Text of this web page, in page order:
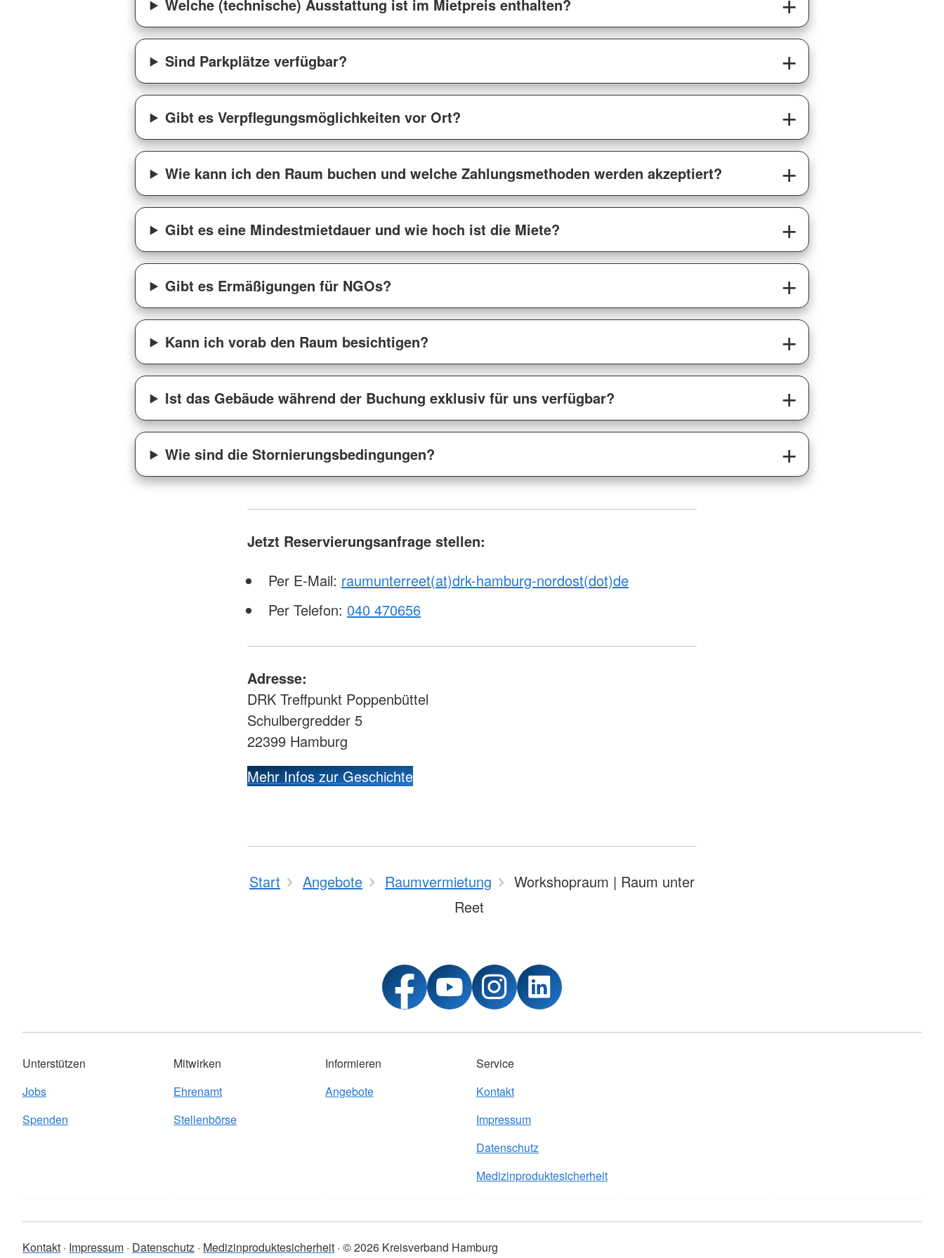
Welche (technische) Ausstattung ist im Mietpreis enthalten?
Sind Parkplätze verfügbar?
Gibt es Verpflegungsmöglichkeiten vor Ort?
Wie kann ich den Raum buchen und welche Zahlungsmethoden werden akzeptiert?
Gibt es eine Mindestmietdauer und wie hoch ist die Miete?
Gibt es Ermäßigungen für NGOs?
Kann ich vorab den Raum besichtigen?
Ist das Gebäude während der Buchung exklusiv für uns verfügbar?
Wie sind die Stornierungsbedingungen?
Jetzt Reservierungsanfrage stellen:
Per E-Mail: raumunterreet(at)drk-hamburg-nordost(dot)de
Per Telefon: 040 470656
Adresse:
DRK Treffpunkt Poppenbüttel
Schulbergredder 5
22399 Hamburg
Mehr Infos zur Geschichte
Start Angebote Raumvermietung
Workshopraum | Raum unter
Reet
Unterstützen
Jobs
Spenden
Mitwirken
Ehrenamt
Stellenbörse
Informieren
Angebote
Service
Kontakt
Impressum
Datenschutz
Medizinproduktesicherheit
Kontakt Impressum Datenschutz Medizinproduktesicherheit © 2026 Kreisverband Hamburg